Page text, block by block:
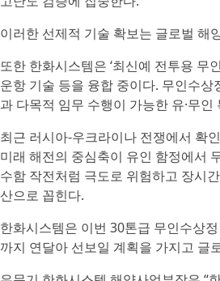
이러한 선제적 기술 확보는 글로벌 해
또한 한화시스템은 ‘최신예 전투용 무
운항 기술 등을 융합 중이다. 무인수
과 다목적 임무 수행이 가능한 유·무
최근 러시아-우크라이나 전쟁에서 확
미래 해전의 중심축이 유인 함정에서
수함 작전처럼 극도로 위험하고 장시
산으로 꼽힌다.
한화시스템은 이번 30톤급 무인수상
까지 연달아 선보일 계획을 가지고 글